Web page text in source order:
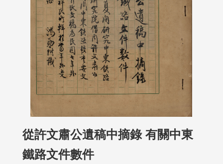
從許文肅公遺稿中摘錄 有關中東
鐵路文件數件